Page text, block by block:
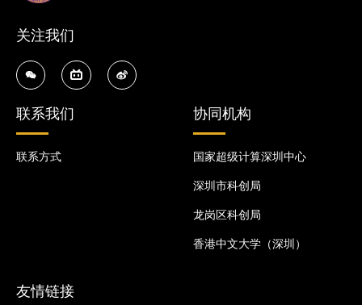
关注我们
联系我们
联系方式
协同机构
国家超级计算深圳中心
深圳市科创局
龙岗区科创局
香港中文大学（深圳）
友情链接